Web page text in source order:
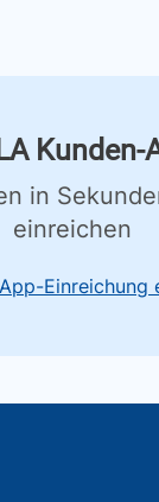
Kunden-
in
einreichen
Einreichung